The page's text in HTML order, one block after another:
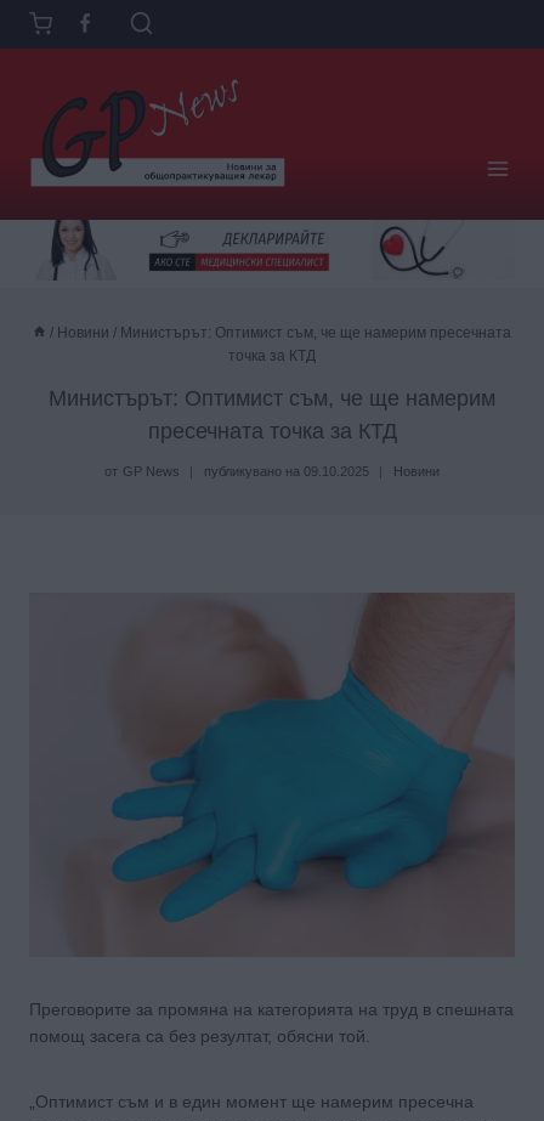
Към
съдържанието
/ Новини / Министърът: Оптимист съм, че ще намерим пресечната
точка за КТД
Министърът: Оптимист съм, че ще намерим
пресечната точка за КТД
от GP News публикувано на 09.10.2025 Новини
Преговорите за промяна на категорията на труд в спешната
помощ засега са без резултат, обясни той.
„Оптимист съм и в един момент ще намерим пресечна